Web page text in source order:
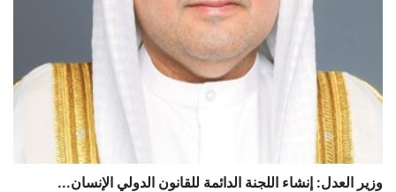
وزير العدل: إنشاء اللجنة الدائمة للقانون الدولي الإنسان...